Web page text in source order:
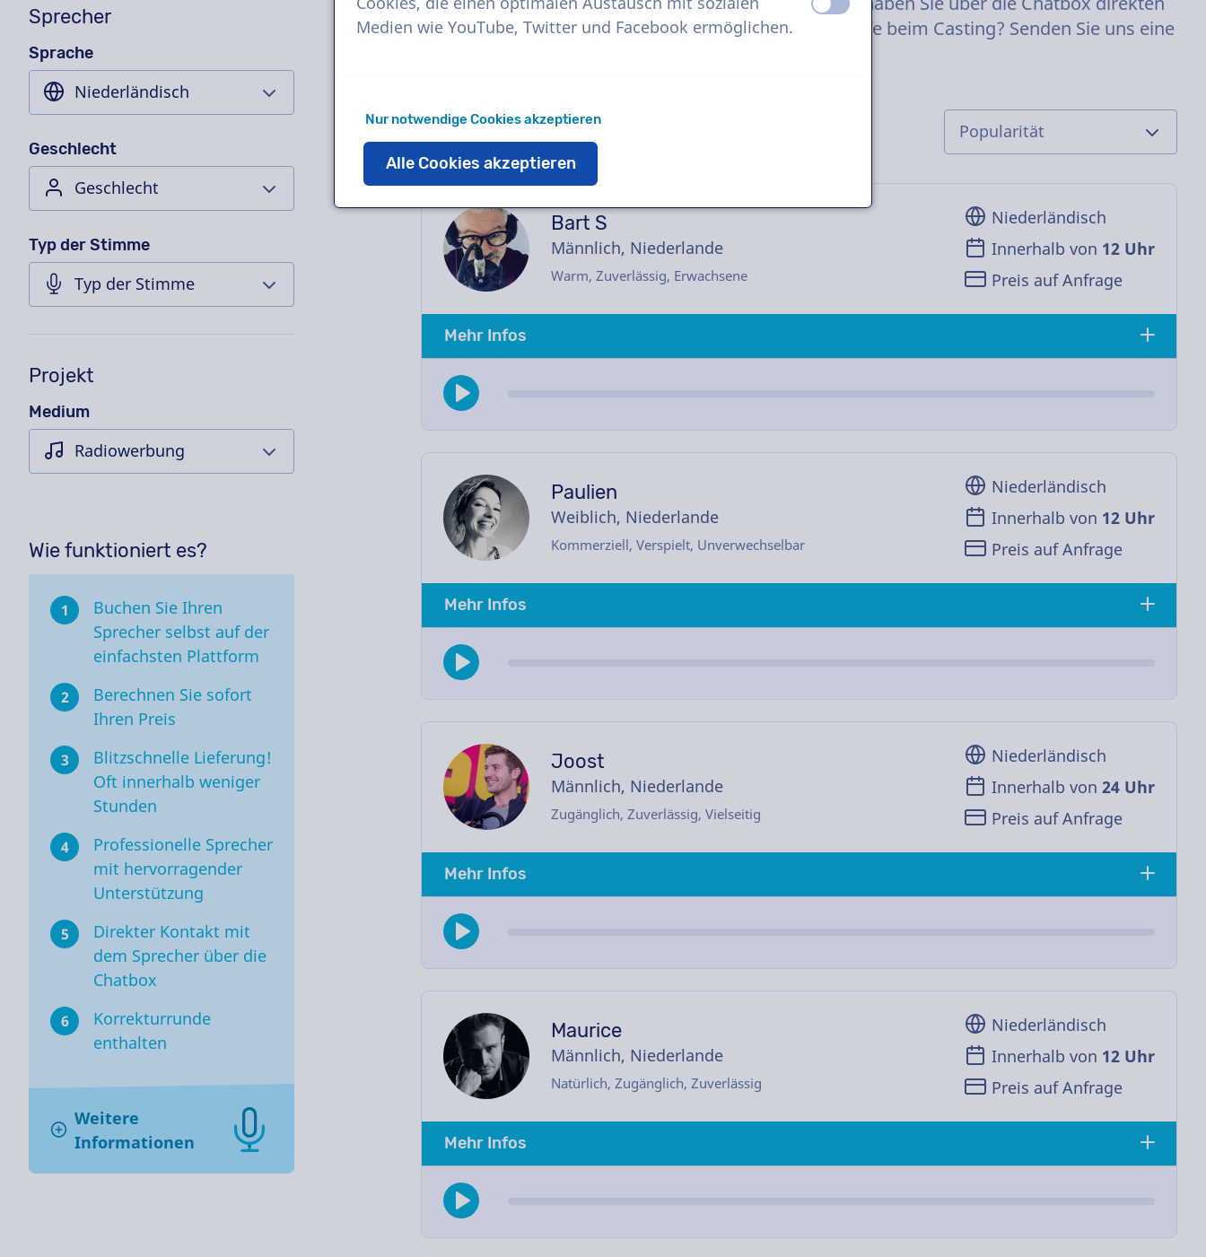
Sprecher
Sprache
Geschlecht
Typ der Stimme
Projekt
Medium
Wie funktioniert es?
1
Buchen Sie Ihren
Sprecher selbst auf der
einfachsten Plattform
2
Berechnen Sie sofort
Ihren Preis
3
Blitzschnelle Lieferung!
Oft innerhalb weniger
Stunden
4
Professionelle Sprecher
mit hervorragender
Unterstützung
5
Direkter Kontakt mit
dem Sprecher über die
Chatbox
6
Korrekturrunde
enthalten
Weitere
Informationen
Kontakt mit dem Synchronsprecher. Benötigen Sie Hilfe beim Casting? Senden Sie uns eine
Bart S
Männlich, Niederlande
Warm, Zuverlässig, Erwachsene
Niederländisch
Innerhalb von 12 Uhr
Preis auf Anfrage
Mehr Infos
Paulien
Weiblich, Niederlande
Kommerziell, Verspielt, Unverwechselbar
Niederländisch
Innerhalb von 12 Uhr
Preis auf Anfrage
Mehr Infos
Joost
Männlich, Niederlande
Zugänglich, Zuverlässig, Vielseitig
Niederländisch
Innerhalb von 24 Uhr
Preis auf Anfrage
Mehr Infos
Maurice
Männlich, Niederlande
Natürlich, Zugänglich, Zuverlässig
Niederländisch
Innerhalb von 12 Uhr
Preis auf Anfrage
Mehr Infos
Medien wie YouTube, Twitter und Facebook ermöglichen.
ausan
Nur notwendige Cookies akzeptieren
Alle Cookies akzeptieren